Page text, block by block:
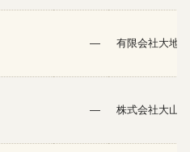
— 有限会社大地
— 株式会社大山